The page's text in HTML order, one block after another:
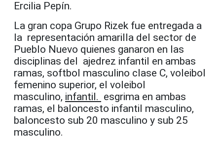
Ercilia Pepín.
La gran copa Grupo Rizek fue entregada a
la representación amarilla del sector de
Pueblo Nuevo quienes ganaron en las
disciplinas del ajedrez infantil en ambas
ramas, softbol masculino clase C, voleibol
femenino superior, el voleibol
masculino, infantil. esgrima en ambas
ramas, el baloncesto infantil masculino,
baloncesto sub 20 masculino y sub 25
masculino.